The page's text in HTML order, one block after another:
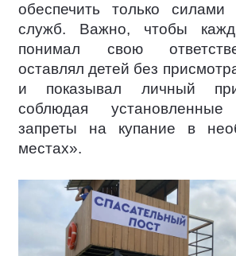
обеспечить только силами
служб. Важно, чтобы
понимал свою
оставлял детей без
и показывал личный
соблюдая
запреты на купание в
местах».